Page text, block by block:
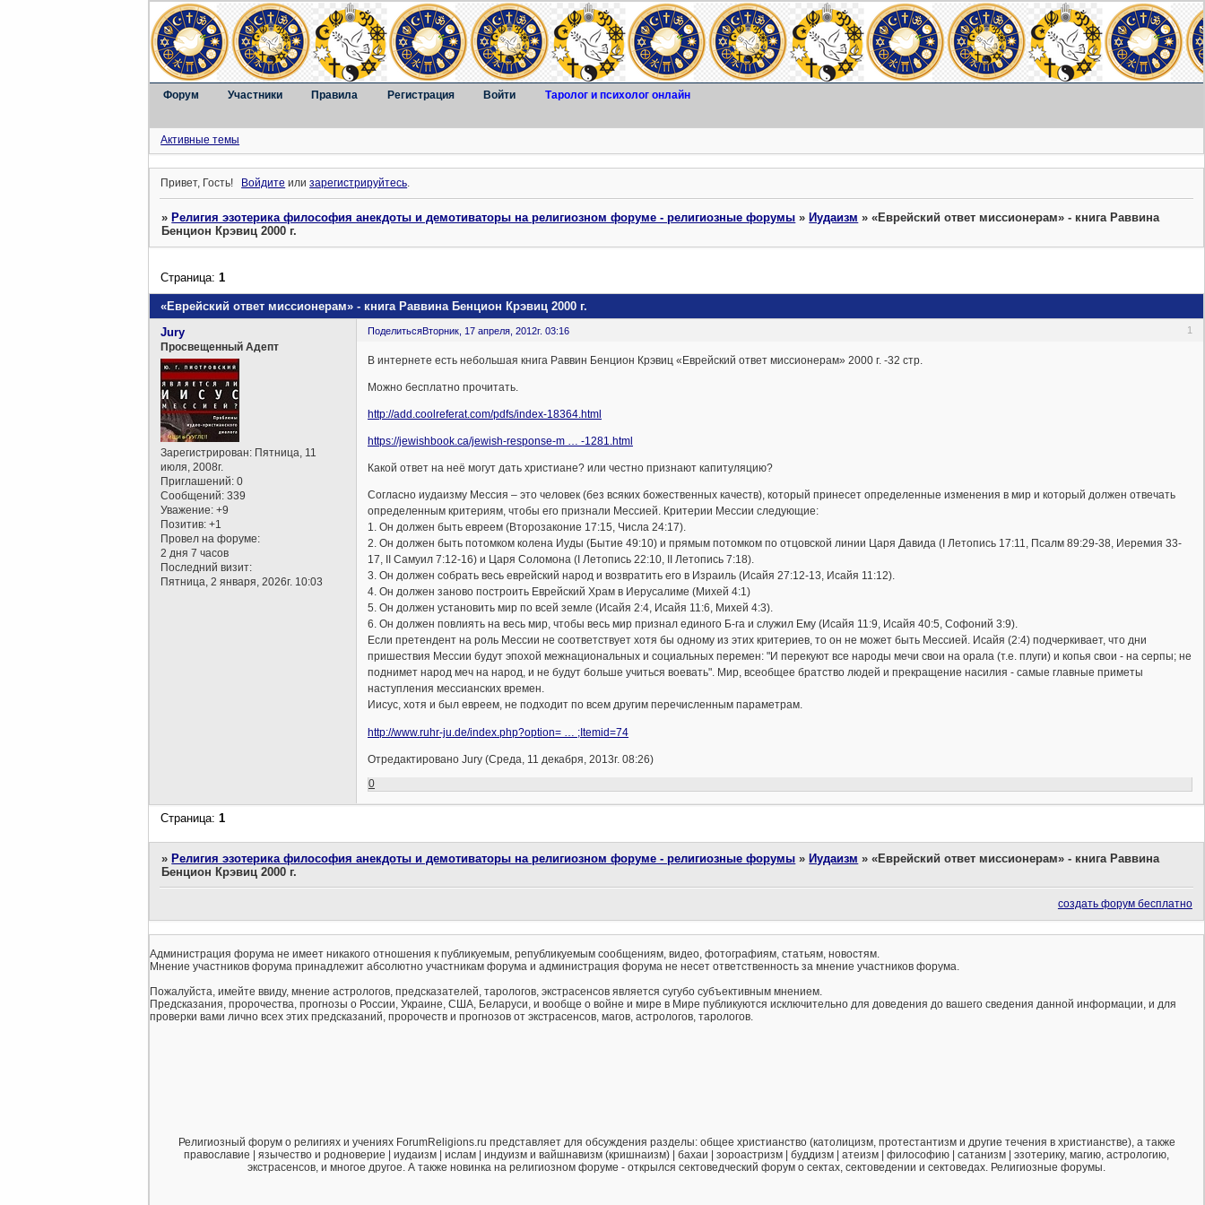
Форум Участники Правила Регистрация Войти Таролог и психолог онлайн
Активные темы
Привет, Гость! Войдите илизарегистрируйтесь.
»Религия эзотерика философия анекдоты и демотиваторы на религиозном форуме - религиозные форумы »Иудаизм »«Еврейский ответ миссионерам» - книга Раввина
Бенцион Крэвиц 2000 г.
«Еврейский ответ миссионерам» - книга Раввина Бенцион Крэвиц 2000 г.
Страница:1
Поделиться 1
Вторник, 17 апреля, 2012г. 03:16
Jury
Просвещенный Адепт
Зарегистрирован: Пятница, 11
июля, 2008г.
Приглашений: 0
Сообщений: 339
Уважение: +9
Позитив: +1
Провел на форуме:
2 дня 7 часов
Последний визит:
Пятница, 2 января, 2026г. 10:03
В интернете есть небольшая книга Раввин Бенцион Крэвиц «Еврейский ответ миссионерам» 2000 г. -32 стр.
Можно бесплатно прочитать.
http://add.coolreferat.com/pdfs/index-18364.html
https://jewishbook.ca/jewish-response-m … -1281.html
Какой ответ на неё могут дать христиане? или честно признают капитуляцию?
Согласно иудаизму Мессия – это человек (без всяких божественных качеств), который принесет определенные изменения в мир и который должен отвечать
определенным критериям, чтобы его признали Мессией. Критерии Мессии следующие:
1. Он должен быть евреем (Второзаконие 17:15, Числа 24:17).
2. Он должен быть потомком колена Иуды (Бытие 49:10) и прямым потомком по отцовской линии Царя Давида (I Летопись 17:11, Псалм 89:29-38, Иеремия 33-
17, II Самуил 7:12-16) и Царя Соломона (I Летопись 22:10, II Летопись 7:18).
3. Он должен собрать весь еврейский народ и возвратить его в Израиль (Исайя 27:12-13, Исайя 11:12).
4. Он должен заново построить Еврейский Храм в Иерусалиме (Михей 4:1)
5. Он должен установить мир по всей земле (Исайя 2:4, Исайя 11:6, Михей 4:3).
6. Он должен повлиять на весь мир, чтобы весь мир признал единого Б-га и служил Ему (Исайя 11:9, Исайя 40:5, Софоний 3:9).
Если претендент на роль Мессии не соответствует хотя бы одному из этих критериев, то он не может быть Мессией. Исайя (2:4) подчеркивает, что дни
пришествия Мессии будут эпохой межнациональных и социальных перемен: "И перекуют все народы мечи свои на орала (т.е. плуги) и копья свои - на серпы; не
поднимет народ меч на народ, и не будут больше учиться воевать". Мир, всеобщее братство людей и прекращение насилия - самые главные приметы
наступления мессианских времен.
Иисус, хотя и был евреем, не подходит по всем другим перечисленным параметрам.
http://www.ruhr-ju.de/index.php?option= … ;Itemid=74
Отредактировано Jury (Среда, 11 декабря, 2013г. 08:26)
0
Страница:1
» Религия эзотерика философия анекдоты и демотиваторы на религиозном форуме - религиозные форумы » Иудаизм »«Еврейский ответ миссионерам» - книга Раввина
Бенцион Крэвиц 2000 г.
создать форум бесплатно
Администрация форума не имеет никакого отношения к публикуемым, републикуемым сообщениям, видео, фотографиям, статьям, новостям.
Мнение участников форума принадлежит абсолютно участникам форума и администрация форума не несет ответственность за мнение участников форума.
Пожалуйста, имейте ввиду, мнение астрологов, предсказателей, тарологов, экстрасенсов является сугубо субъективным мнением.
Предсказания, пророчества, прогнозы о России, Украине, США, Беларуси, и вообще о войне и мире в Мире публикуются исключительно для доведения до вашего сведения данной информации, и для
проверки вами лично всех этих предсказаний, пророчеств и прогнозов от экстрасенсов, магов, астрологов, тарологов.
Религиозный форум о религиях и учениях ForumReligions.ru представляет для обсуждения разделы: общее христианство (католицизм, протестантизм и другие течения в христианстве), а также
православие | язычество и родноверие | иудаизм | ислам | индуизм и вайшнавизм (кришнаизм) | бахаи | зороастризм | буддизм | атеизм | философию | сатанизм | эзотерику, магию, астрологию,
экстрасенсов, и многое другое. А также новинка на религиозном форуме - открылся сектоведческий форум о сектах, сектоведении и сектоведах. Религиозные форумы.